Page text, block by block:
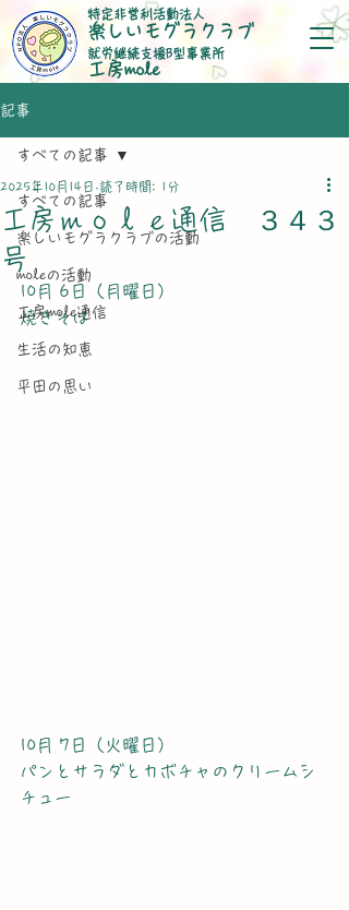
特定非営利活動法人
楽しいモグラクラブ
就労継続支援B型事業所
​工房mole
記事
すべての記事
楽しいモグラクラブの活動
moleの活動
工房mole通信
生活の知恵
平田の思い
すべての記事
工房ｍｏｌｅ通信 ３４３
号
2025年10月14日 読了時間: 1分
10月 6日（月曜日）
焼きそば
10月 7日（火曜日）
パンとサラダとカボチャのクリームシ
チュー